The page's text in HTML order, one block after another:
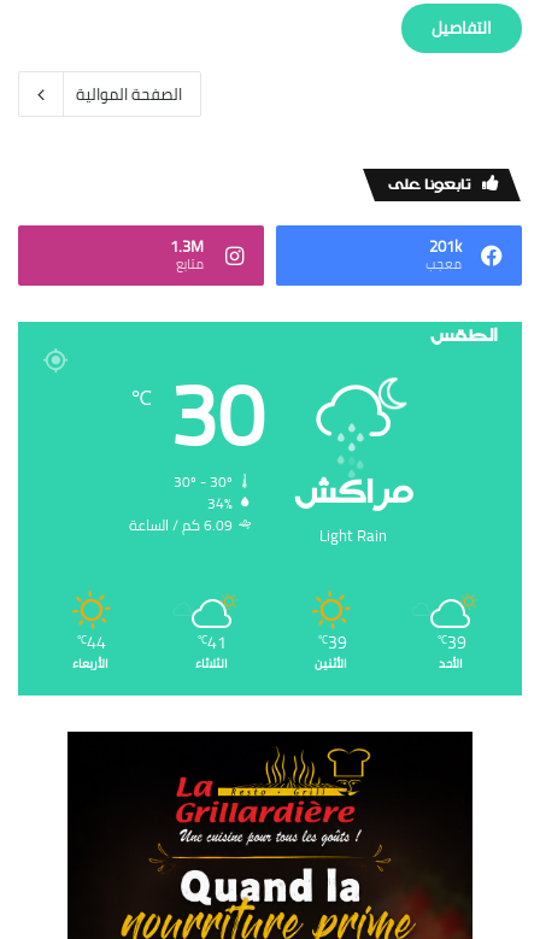
‏التفاصيل
‏الصفحة الموالية
‏تابعونا على
201k
‏معجب
1.3M
‏متابع
الطقس
‏مراكش
Light Rain
30
℃
34%
6.09 ‏كم / الساعة
39
℃
الأحد
39
℃
الأثنين
41
℃
الثلاثاء
44
℃
الأربعاء